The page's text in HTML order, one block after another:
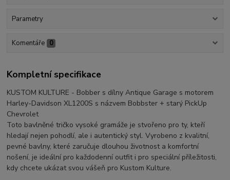
Parametry
Komentáře 0
Kompletní specifikace
KUSTOM KULTURE - Bobber s dílny Antique Garage s motorem
Harley-Davidson XL1200S s názvem Bobbster + starý PickUp
Chevrolet
Toto bavlněné tričko vysoké gramáže je stvořeno pro ty, kteří
hledají nejen pohodlí, ale i autentický styl. Vyrobeno z kvalitní,
pevné bavlny, které zaručuje dlouhou životnost a komfortní
nošení, je ideální pro každodenní outfit i pro speciální příležitosti,
kdy chcete ukázat svou vášeň pro Kustom Kulture.